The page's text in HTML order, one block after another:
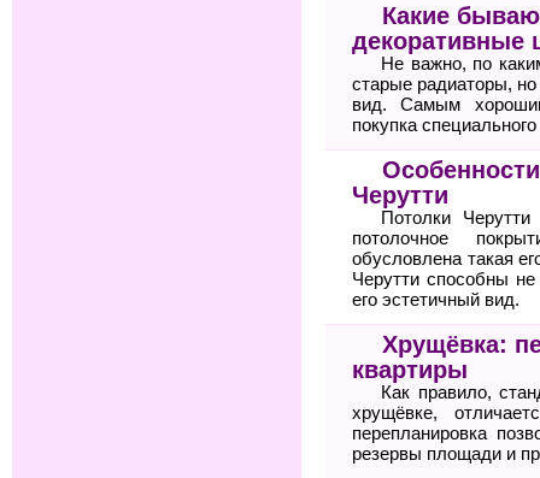
Какие
декоративные
Не важно, по
старые радиаторы,
вид. Самым
покупка
Черутти
Потолки
потолочное
обусловлена такая
Черутти способны
его эстетичный вид.
Хрущёвка:
квартиры
Как правило,
хрущёвке,
перепланировка
резервы площади и